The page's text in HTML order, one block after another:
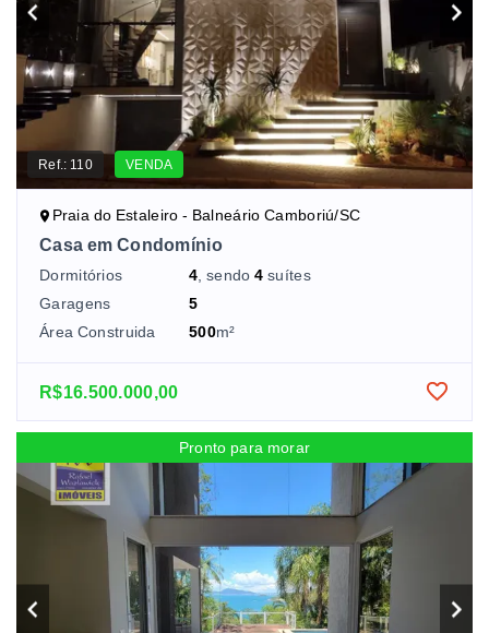
Ref.: 110 VENDA
Praia do Estaleiro - Balneário Camboriú/SC
Casa em Condomínio
Dormitórios 4, sendo4 suítes
Garagens
5
Área Construida
500m²
R$16.500.000,00
Pronto para morar